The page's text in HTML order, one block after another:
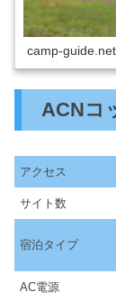
camp-guide.net
ACNコ
アクセス
サイト数
宿泊タイプ
AC電源